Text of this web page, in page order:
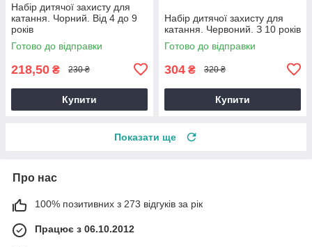
Набір дитячої захисту для
катання. Чорний. Від 4 до 9
років
Готово до відправки
218,50 ₴ 230 ₴
Купити
Набір дитячої захисту для
катання. Червоний. З 10 років
Готово до відправки
304 ₴ 320 ₴
Купити
Показати ще
Про нас
100% позитивних з 273 відгуків за рік
Працює з 06.10.2012